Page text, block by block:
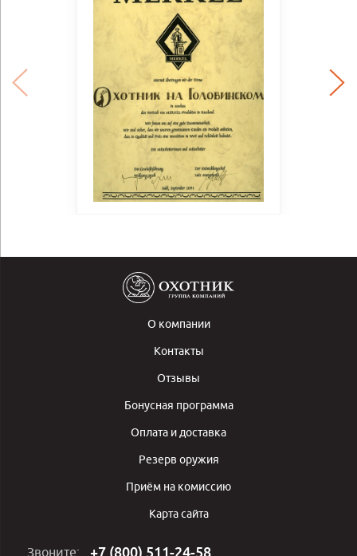
О компании
Контакты
Отзывы
Бонусная программа
Оплата и доставка
Резерв оружия
Приём на комиссию
Карта сайта
Звоните: +7 (800) 511-24-58